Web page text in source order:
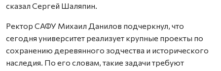
сказал Сергей Шаляпин.
Ректор САФУ Михаил Данилов подчеркнул, что
сегодня университет реализует крупные проекты по
сохранению деревянного зодчества и исторического
наследия. По его словам, такие задачи требуют